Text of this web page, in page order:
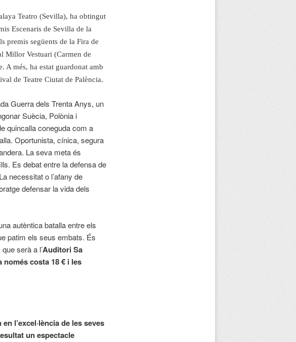
Teatro (Sevilla), ha obtingut
Escenaris de Sevilla de la
premis següents de la Fira de
Millor Vestuari (Carmen de
més, ha estat guardonat amb
de Teatre Ciutat de Palència.
Guerra dels Trenta Anys, un
Suècia, Polònia i
quincalla coneguda com a
Oportunista, cínica, segura
La seva meta és
Es debat entre la defensa de
necessitat o l’afany de
defensar la vida dels
autèntica batalla entre els
patim els seus embats. És
serà a l’Auditori Sa
només costa 18 € i les
l’excel·lència de les seves
un espectacle